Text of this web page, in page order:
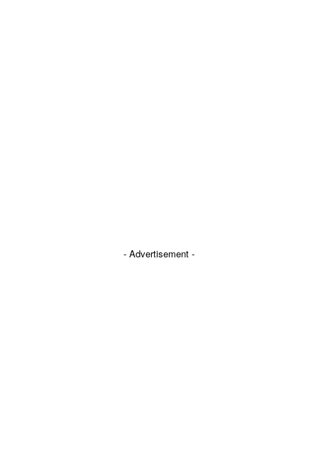
- Advertisement -